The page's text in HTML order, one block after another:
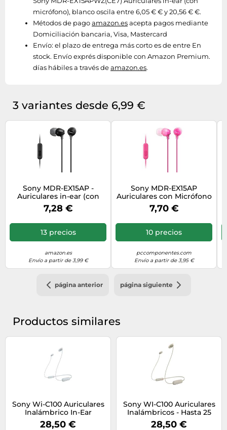
micrófono), blanco oscila entre 6,05 € € y 20,56 € €.
Métodos de pagoamazon.esacepta pagos mediante
Domiciliación bancaria, Visa, Mastercard
Envío: el plazo de entrega más corto es de entre En
stock. Envío exprés disponible con Amazon Premium.
días hábiles a través deamazon.es.
3 variantes desde 6,99 €
Sony MDR-EX15AP -
Auriculares in-ear (con
micrófono), negro
7,28 €
13 precios
amazon.es
Envío a partir de 3,99 €
Sony MDR-EX15AP
Auriculares con Micrófono
Rosa
7,70 €
10 precios
pccomponentes.com
Envío a partir de 3,95 €
página anterior página siguiente
Productos similares
Sony Wi-C100 Auriculares
Inalámbrico In-Ear
Bluetooth Blanco
28,50 €
Sony WI-C100 Auriculares
Inalámbricos - Hasta 25
Horas de Duración de la
28,50 €